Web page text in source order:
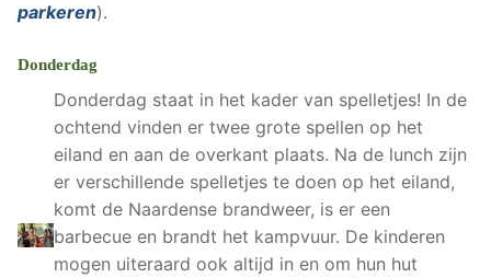
parkeren).
Donderdag
Donderdag staat in het kader van spelletjes! In de
ochtend vinden er twee grote spellen op het
eiland en aan de overkant plaats. Na de lunch zijn
er verschillende spelletjes te doen op het eiland,
komt de Naardense brandweer, is er een
barbecue en brandt het kampvuur. De kinderen
mogen uiteraard ook altijd in en om hun hut